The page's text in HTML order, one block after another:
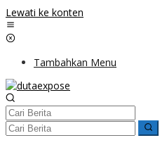
Lewati ke konten
Tambahkan Menu